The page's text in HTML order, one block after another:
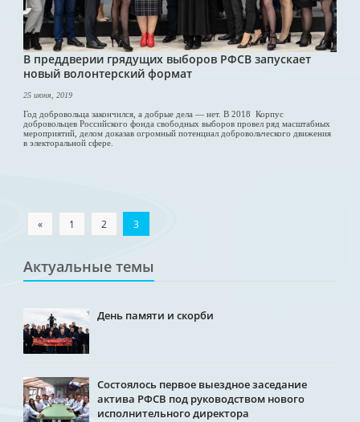
В преддверии грядущих выборов РФСВ запускает
новый волонтерский формат
25 июня, 2019
Год добровольца закончился, а добрые дела — нет. В 2018 Корпус
добровольцев Российского фонда свободных выборов провел ряд масштабных
мероприятий, делом доказав огромный потенциал добровольческого движения
в электоральной сфере.
« 1 2 3
Актуальные темы
День памяти и скорби
Состоялось первое выездное заседание
актива РФСВ под руководством нового
исполнительного директора